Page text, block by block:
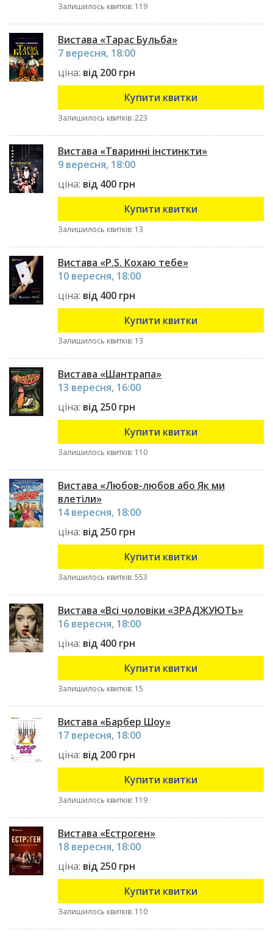
Залишилось квитків: 119
Вистава «Тарас Бульба»
7 вересня, 18:00
ціна: від 200 грн
Купити квитки
Залишилось квитків: 223
Вистава «Тваринні інстинкти»
9 вересня, 18:00
ціна: від 400 грн
Купити квитки
Залишилось квитків: 13
Вистава «P.S. Кохаю тебе»
10 вересня, 18:00
ціна: від 400 грн
Купити квитки
Залишилось квитків: 13
Вистава «Шантрапа»
13 вересня, 16:00
ціна: від 250 грн
Купити квитки
Залишилось квитків: 110
Вистава «Любов-любов або Як ми
влетіли»
14 вересня, 18:00
ціна: від 250 грн
Купити квитки
Залишилось квитків: 553
Вистава «Всі чоловіки «ЗРАДЖУЮТЬ»
16 вересня, 18:00
ціна: від 400 грн
Купити квитки
Залишилось квитків: 15
Вистава «Барбер Шоу»
17 вересня, 18:00
ціна: від 200 грн
Купити квитки
Залишилось квитків: 119
Вистава «Естроген»
18 вересня, 18:00
ціна: від 250 грн
Купити квитки
Залишилось квитків: 110